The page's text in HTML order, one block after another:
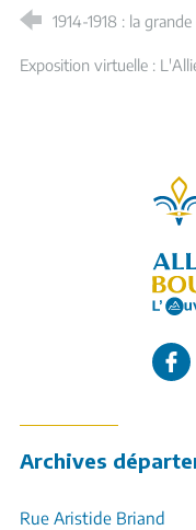
1914-1918 : la
Exposition virtuelle :
Archives
Rue Aristide Briand